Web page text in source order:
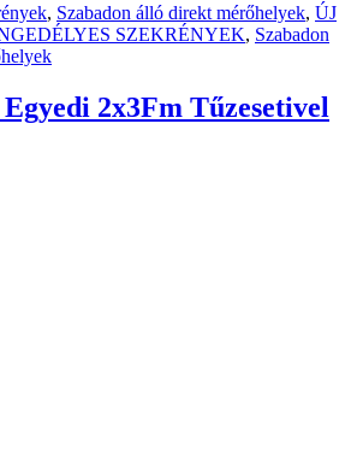
, Szabadon álló direkt mérőhelyek, ÚJ
SZEKRÉNYEK, Szabadon
2x3Fm Tűzesetivel